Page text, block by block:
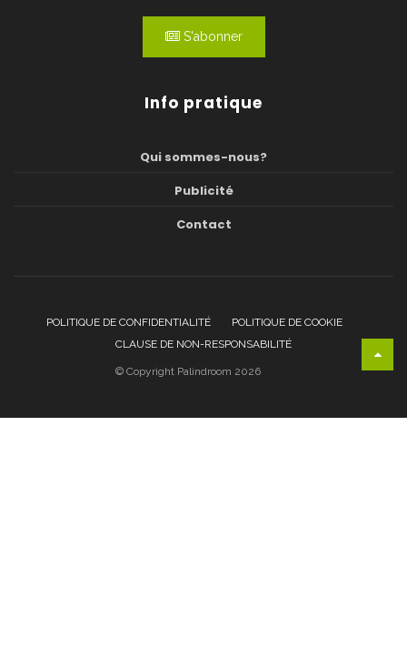
S'abonner
Info pratique
Qui sommes-nous?
Publicité
Contact
POLITIQUE DE CONFIDENTIALITÉ
POLITIQUE DE COOKIE
CLAUSE DE NON-RESPONSABILITÉ
© Copyright Palindroom 2026